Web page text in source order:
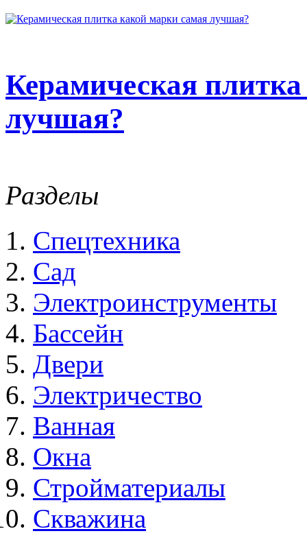
Керамическая
лучшая?
Разделы
Спецтехника
Сад
Электроинструменты
Бассейн
Двери
Электричество
Ванная
Окна
Стройматериалы
Скважина